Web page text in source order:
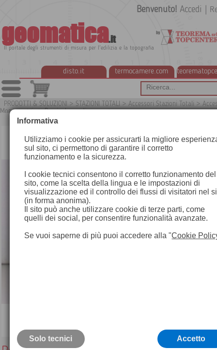
geomatica.it
Il portale degli strumenti di misura per l'edilizia e la topografia
disto.it termocamere.com
Benvenuto! Accedi
PRODOTTI & SOLUZIONI > STAZIONI TOTALI > Accessori Stazioni Totali >
Monitoraggio>Perni e barre di convergenza
Informativa
Utilizziamo i cookie per assicurarti la migliore
sul sito, ci permettono di garantire il corretto
funzionamento e la sicurezza.
I cookie tecnici consentono il corretto funzionamento del
sito, come la scelta della lingua e le impostazioni di
visualizzazione ed il controllo dei flussi di visitatori nel
(in forma anonima).
Il sito può anche utilizzare cookie di terze parti, come
quelli dei social, per consentire funzionalità avanzate.
Se vuoi saperne di più puoi accedere alla "Cookie
Solo tecnici Accetto